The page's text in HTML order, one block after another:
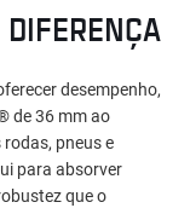
desempenho,
de 36 mm ao
pneus e
para absorver
que o